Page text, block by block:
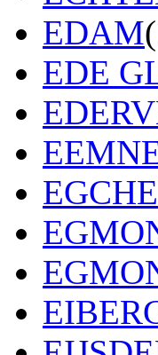
EDAM
EDE